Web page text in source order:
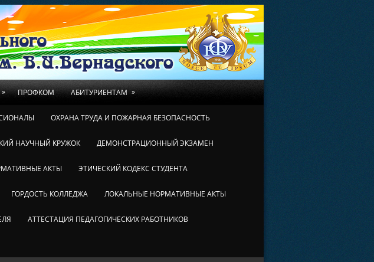
» ПРОФКОМ АБИТУРИЕНТАМ »
ОХРАНА ТРУДА И ПОЖАРНАЯ БЕЗОПАСНОСТЬ
НАУЧНЫЙ КРУЖОК ДЕМОНСТРАЦИОННЫЙ ЭКЗАМЕН
АКТЫ ЭТИЧЕСКИЙ КОДЕКС СТУДЕНТА
ГОРДОСТЬ КОЛЛЕДЖА ЛОКАЛЬНЫЕ НОРМАТИВНЫЕ АКТЫ
АТТЕСТАЦИЯ ПЕДАГОГИЧЕСКИХ РАБОТНИКОВ